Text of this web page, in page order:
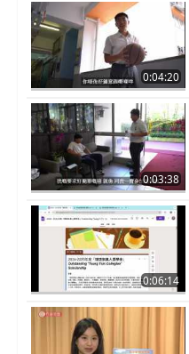
0:04:20
0:03:38
0:06:14